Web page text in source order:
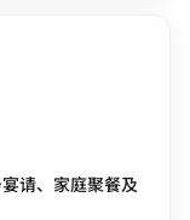
请、家庭聚餐及